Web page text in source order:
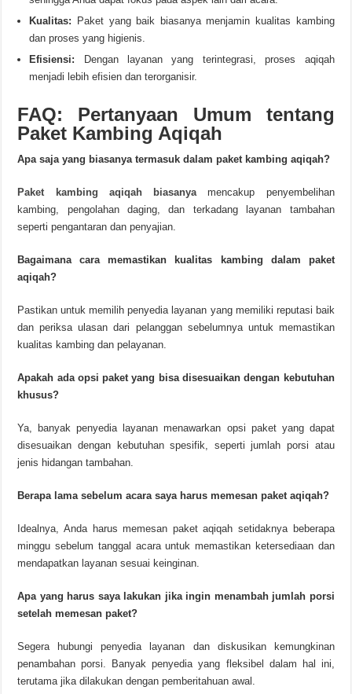
Kualitas: Paket yang baik biasanya menjamin kualitas kambing
dan proses yang higienis.
Efisiensi: Dengan layanan yang terintegrasi, proses aqiqah
menjadi lebih efisien dan terorganisir.
FAQ: Pertanyaan Umum tentang
Paket Kambing Aqiqah
Apa saja yang biasanya termasuk dalam paket kambing aqiqah?
Paket kambing aqiqah biasanyamencakup penyembelihan
kambing, pengolahan daging, dan terkadang layanan tambahan
seperti pengantaran dan penyajian.
Bagaimana cara memastikan kualitas kambing dalam paket
aqiqah?
Pastikan untuk memilih penyedia layanan yang memiliki reputasi baik
dan periksa ulasan dari pelanggan sebelumnya untuk memastikan
kualitas kambing dan pelayanan.
Apakah ada opsi paket yang bisa disesuaikan dengan kebutuhan
khusus?
Ya, banyak penyedia layanan menawarkan opsi paket yang dapat
disesuaikan dengan kebutuhan spesifik, seperti jumlah porsi atau
jenis hidangan tambahan.
Berapa lama sebelum acara saya harus memesan paket aqiqah?
Idealnya, Anda harus memesan paket aqiqah setidaknya beberapa
minggu sebelum tanggal acara untuk memastikan ketersediaan dan
mendapatkan layanan sesuai keinginan.
Apa yang harus saya lakukan jika ingin menambah jumlah porsi
setelah memesan paket?
Segera hubungi penyedia layanan dan diskusikan kemungkinan
penambahan porsi. Banyak penyedia yang fleksibel dalam hal ini,
terutama jika dilakukan dengan pemberitahuan awal.